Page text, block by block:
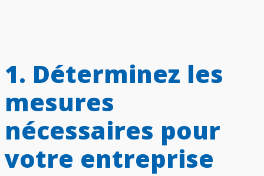
1. Déterminez les
mesures
nécessaires pour
votre entreprise